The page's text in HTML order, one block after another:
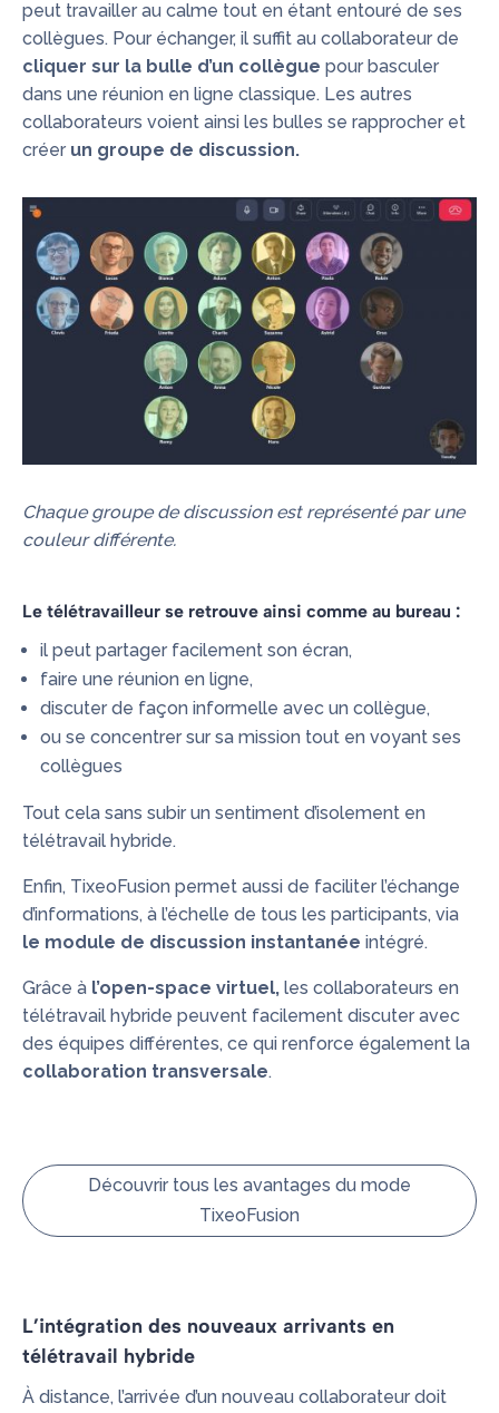
peut travailler au calme tout en étant entouré de ses
collègues. Pour échanger, il suffit au collaborateur de
cliquer sur la bulle d’un collègue pour basculer
dans une réunion en ligne classique. Les autres
collaborateurs voient ainsi les bulles se rapprocher et
créer un groupe de discussion.
Chaque groupe de discussion est représenté par une
couleur différente.
Le télétravailleur se retrouve ainsi comme au bureau :
il peut partager facilement son écran,
faire une réunion en ligne,
discuter de façon informelle avec un collègue,
ou se concentrer sur sa mission tout en voyant ses
collègues
Tout cela sans subir un sentiment d’isolement en
télétravail hybride.
Enfin, TixeoFusion permet aussi de faciliter l’échange
d’informations, à l’échelle de tous les participants, via
le module de discussion instantanée intégré.
Grâce à l’open-space virtuel, les collaborateurs en
télétravail hybride peuvent facilement discuter avec
des équipes différentes, ce qui renforce également la
collaboration transversale.
Découvrir tous les avantages du mode
TixeoFusion
L’intégration des nouveaux arrivants en
télétravail hybride
À distance, l’arrivée d’un nouveau collaborateur doit